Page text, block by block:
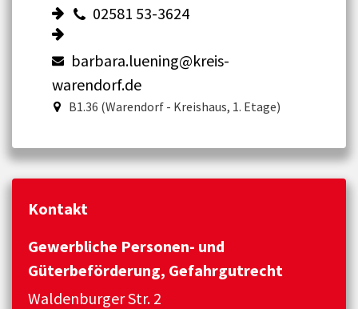
02581 53-3624
barbara.luening@kreis-
warendorf.de
B1.36 (Warendorf - Kreishaus, 1. Etage)
Kontakt
Gewerbliche Personen- und
Güterbeförderung, Gefahrgutrecht
Waldenburger Str. 2